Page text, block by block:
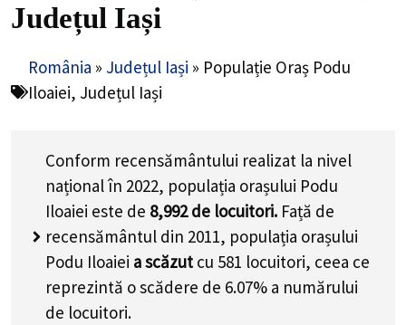
Județul Iași
România » Județul Iași » Populație Oraș Podu
Iloaiei, Județul Iași
Conform recensământului realizat la nivel
național în 2022, populația orașului Podu
Iloaiei este de 8,992de locuitori. Față de
recensământul din 2011, populația orașului
Podu Iloaiei a scăzut cu 581 locuitori, ceea ce
reprezintă o scădere de 6.07% a numărului
de locuitori.